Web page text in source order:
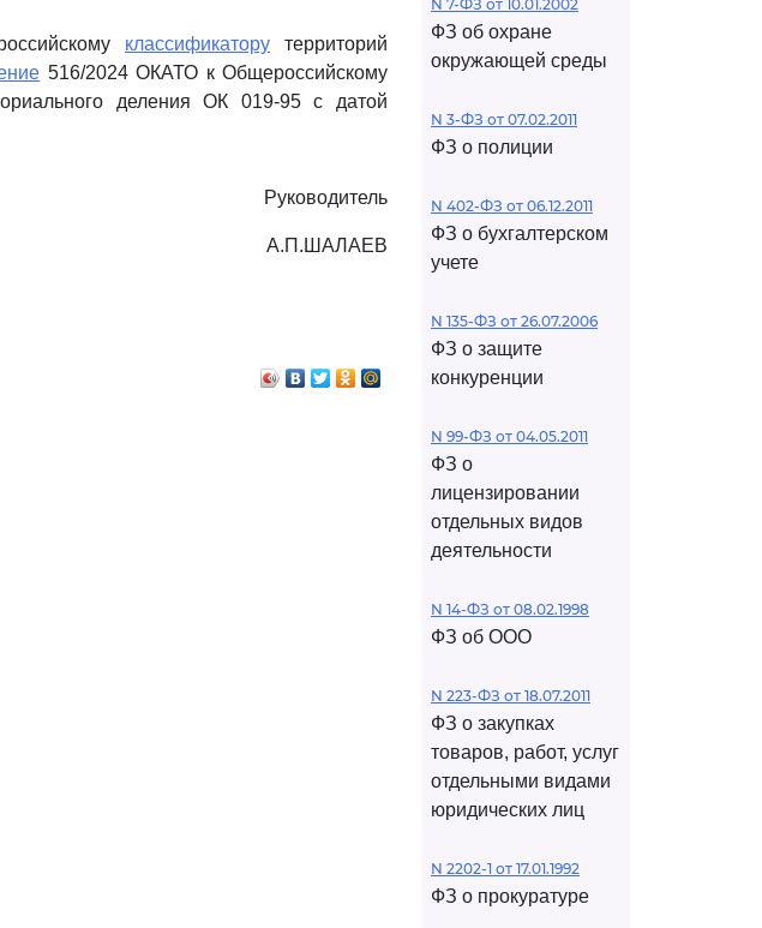
классификатору территорий
516/2024 ОКАТО к Общероссийскому
деления ОК 019-95 с датой
Руководитель
А.П.ШАЛАЕВ
N 7-ФЗ от 10.01.2002
ФЗ об охране
окружающей среды
N 3-ФЗ от 07.02.2011
ФЗ о полиции
N 402-ФЗ от 06.12.2011
ФЗ о бухгалтерском
учете
N 135-ФЗ от 26.07.2006
ФЗ о защите
конкуренции
N 99-ФЗ от 04.05.2011
ФЗ о
лицензировании
отдельных видов
деятельности
N 14-ФЗ от 08.02.1998
ФЗ об ООО
N 223-ФЗ от 18.07.2011
ФЗ о закупках
товаров, работ, услуг
отдельными видами
юридических лиц
N 2202-1 от 17.01.1992
ФЗ о прокуратуре